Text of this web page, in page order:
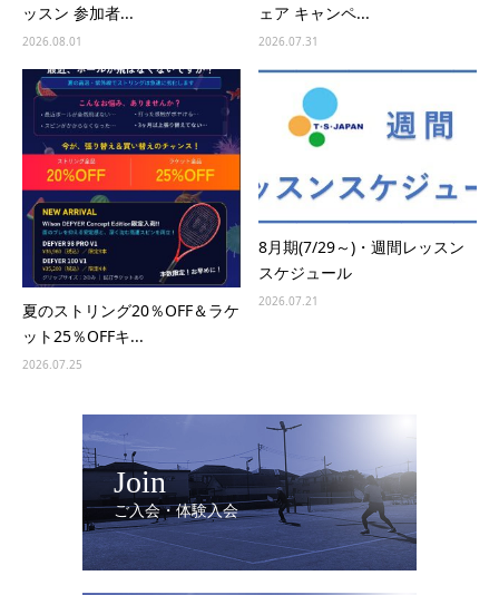
ッスン 参加者...
2026.08.01
ェア キャンペ...
2026.07.31
夏のストリング20％OFF＆ラケ
ット25％OFFキ...
2026.07.25
8月期(7/29～)・週間レッスン
スケジュール
2026.07.21
Join
ご入会・体験入会